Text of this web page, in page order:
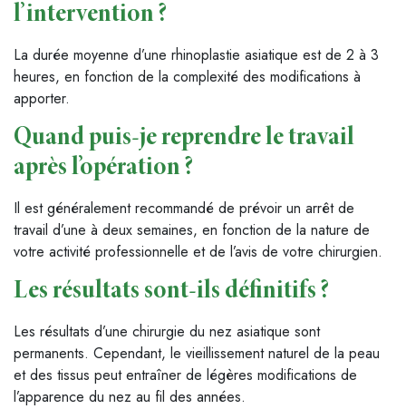
l’intervention ?
La durée moyenne d’une rhinoplastie asiatique est de 2 à 3
heures, en fonction de la complexité des modifications à
apporter.
Quand puis-je reprendre le travail
après l’opération ?
Il est généralement recommandé de prévoir un arrêt de
travail d’une à deux semaines, en fonction de la nature de
votre activité professionnelle et de l’avis de votre chirurgien.
Les résultats sont-ils définitifs ?
Les résultats d’une chirurgie du nez asiatique sont
permanents. Cependant, le vieillissement naturel de la peau
et des tissus peut entraîner de légères modifications de
l’apparence du nez au fil des années.